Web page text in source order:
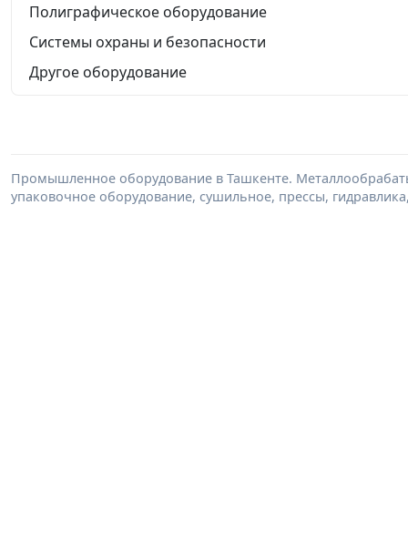
Полиграфическое оборудование
Системы охраны и безопасности
Другое оборудование
Промышленное оборудование в Ташкенте.
упаковочное оборудование, сушильное, прессы,